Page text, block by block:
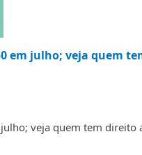
em julho; veja quem
veja quem tem direito